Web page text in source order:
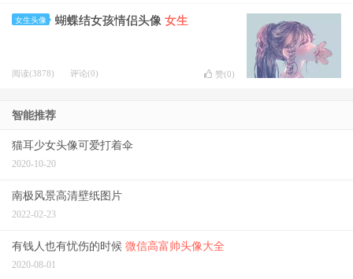
女生头像 蝴蝶结女孩情侣头像 女生
阅读(3878) 评论(0) 赞(0)
智能推荐
猫耳少女头像可爱打着伞
2020-10-20
南极风景高清壁纸图片
2022-02-23
有钱人也有忧伤的时候 微信高富帅头像大全
2020-08-01